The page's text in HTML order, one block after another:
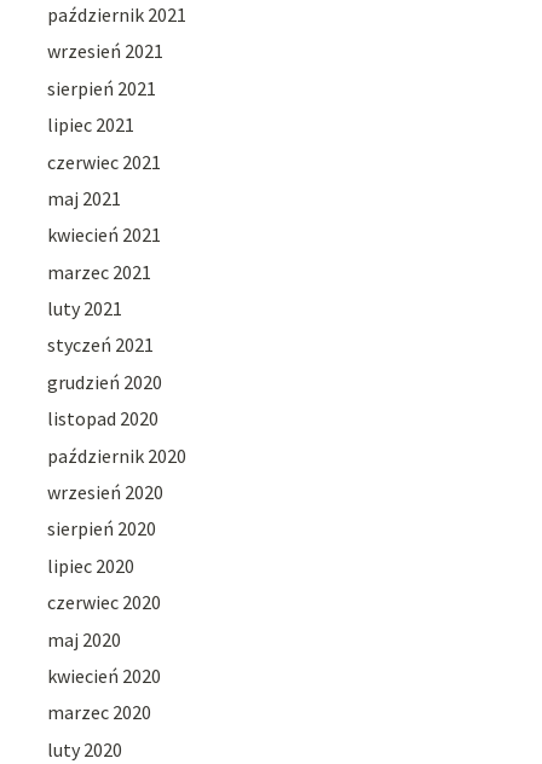
październik 2021
wrzesień 2021
sierpień 2021
lipiec 2021
czerwiec 2021
maj 2021
kwiecień 2021
marzec 2021
luty 2021
styczeń 2021
grudzień 2020
listopad 2020
październik 2020
wrzesień 2020
sierpień 2020
lipiec 2020
czerwiec 2020
maj 2020
kwiecień 2020
marzec 2020
luty 2020